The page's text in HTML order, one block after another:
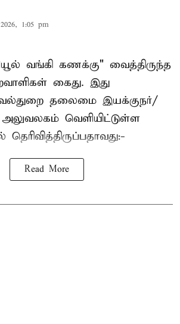
1:05 pm
வங்கி கணக்கு" வைத்திருந்த
கைது. இது
தலைமை இயக்குநர்/
வெளியிட்டுள்ள
தெரிவித்திருப்பதாவது:-
Read More